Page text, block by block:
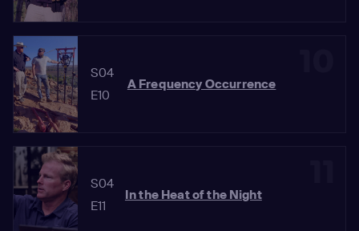
S04
E10
A Frequency Occurrence
S04
E11
In the Heat of the Night